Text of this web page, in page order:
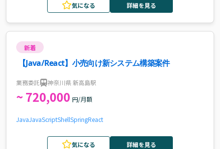
気になる 詳細を見る
新着
【Java/React】小売向け新システム構築案件
業務委託 神奈川県 新高島駅
~ 720,000 円/月額
JavaJavaScriptShellSpringReact
気になる 詳細を見る